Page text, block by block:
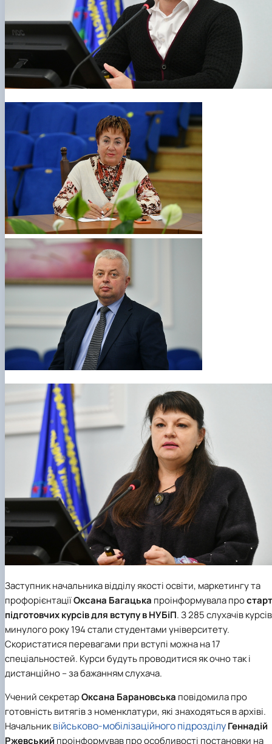
Заступник начальника відділу якості освіти, маркетингу та
профорієнтаціїОксана Багацька проінформувала простарт
підготовчих курсів для вступу вНУБіП. З 285 слухачів курсів
минулого року 194 стали студентами університету.
Скористатися перевагами при вступі можна на 17
спеціальностей. Курси будуть проводитися як очно так і
дистанційно – за бажанням слухача.
Учений секретарОксана Барановська повідомила про
готовність витягів з номенклатури, які знаходяться в архіві.
Начальниквійськово-мобілізаційного підрозділуГеннадій
Ржевський проінформував про особливості постановки на